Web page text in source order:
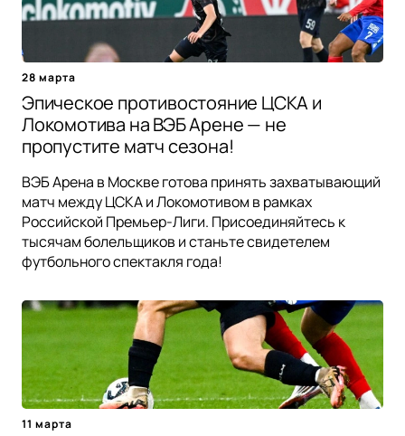
28 марта
Эпическое противостояние ЦСКА и
Локомотива на ВЭБ Арене — не
пропустите матч сезона!
ВЭБ Арена в Москве готова принять захватывающий
матч между ЦСКА и Локомотивом в рамках
Российской Премьер-Лиги. Присоединяйтесь к
тысячам болельщиков и станьте свидетелем
футбольного спектакля года!
11 марта